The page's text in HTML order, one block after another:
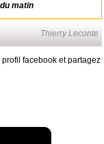
matin
Thierry Leconte
facebook et partagez